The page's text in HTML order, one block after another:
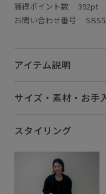
獲得ポイント数 392pt
お問い合わせ番号
アイテム説明
サイズ・素材・お手
スタイリング